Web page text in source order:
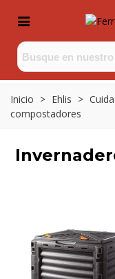
Inicio > Ehlis >
compostadores